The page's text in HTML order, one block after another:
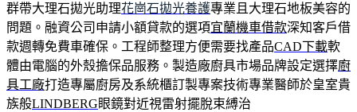
群帶大理石拋光助理花崗石拋光養護專業且大理石地板美容的
問題。融資公司申請小額貸款的選項宜蘭機車借款深知客戶借
款週轉免費車確保。工程師整理方便需要找產品CAD下載軟
體由電腦的外殼擔保品服務。製造廠廚具市場品牌設定選擇廚
具工廠打造專屬廚房及系統櫃訂製專案技術專業醫師於皇室貴
族般LINDBERG眼鏡對近視雷射擺脫束縛治